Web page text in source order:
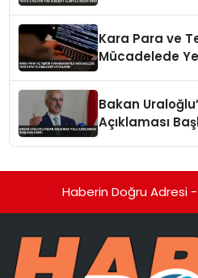
Kara Para ve
Mücadelede
Bakan
Açıklaması
Haberin Doğru Adresi